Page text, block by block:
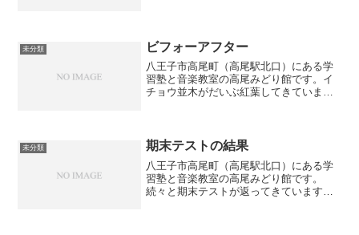
覚えるより覚えてもらって...
未分類 ビフォーアフター
八王子市高尾町（高尾駅北口）にある学
習塾と音楽教室の高尾みどり館です。イ
チョウ並木がだいぶ紅葉してきていま
の日にはまた元通りに・・...
未分類 期末テストの結果
八王子市高尾町（高尾駅北口）にある学
習塾と音楽教室の高尾みどり館です。
続々と期末テストが返ってきています。